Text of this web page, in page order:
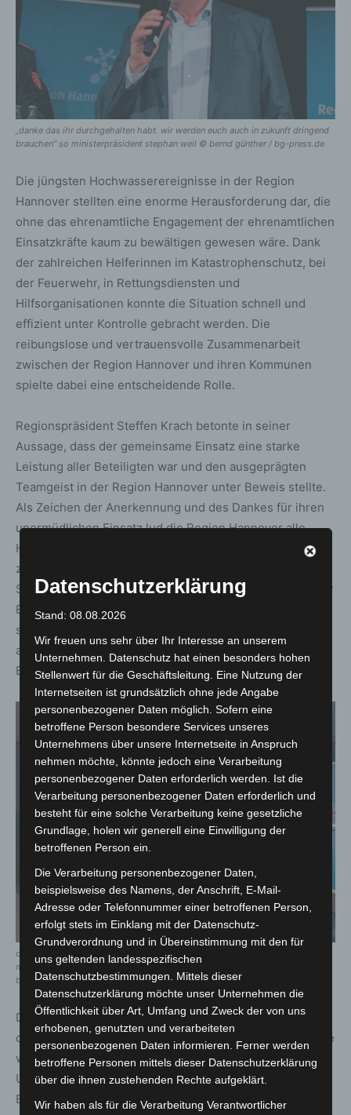
„danke das ihr durchgehalten habt. wir werden euch auch in zukunft dringend
brauchen“ so ministerpräsident stephan weil © bernd günther / bg-press.de
Die jüngsten Hochwasserereignisse in der Region
Hannover stellten eine enorme Herausforderung dar, die
ohne das ehrenamtliche Engagement der ehrenamtlichen
Einsatzkräfte kaum zu bewältigen gewesen wäre. Dank
der zahlreichen Helferinnen im Katastrophenschutz, bei
der Feuerwehr, in Rettungsdiensten und
Hilfsorganisationen konnte die Situation schnell und
effizient unter Kontrolle gebracht werden. Die
reibungslose und vertrauensvolle Zusammenarbeit
zwischen der Region Hannover und ihren Kommunen
spielte dabei eine entscheidende Rolle.
Regionspräsident Steffen Krach betonte in seiner
Aussage, dass der gemeinsame Einsatz eine starke
Leistung aller Beteiligten war und den ausgeprägten
Teamgeist in der Region Hannover unter Beweis stellte.
Als Zeichen der Anerkennung und des Dankes für ihren
unermüdlichen Einsatz lud die Region Hannover alle
Helfer*innen zu einer Dankesfeier ein. Bei dieser Feier,
zu der sich der Niedersächsische Ministerpräsident
Stephan Weil als Ehrengast angekündigt hatte, wurde der
Einsatz der Ehrenamtlichen gewürdigt. Stephan Weil
sprach zu Beginn der Feier ein Grußwort, in dem er
ausdrücklich die Bedeutung des ehrenamtlichen
Engagements für die Gesellschaft hervorhob.
das dankeschön kam von herzen (v.li. regionsbrandmeister karl-heinz
mensing, ministerpräsident stephan weil, regionspräsident steffen krach) ©
bernd günther / bg-press.de
Diese Veranstaltung diente nicht nur als Dankeschön an
die Helfer*innen, sondern auch als Erinnerung daran, wie
wichtig der Zusammenhalt und die gegenseitige
Unterstützung in Krisenzeiten sind. Die erfolgreiche
Bewältigung des Hochwassers in der Region Hannover
Datenschutzerklärung
Stand: 08.08.2026
Wir freuen uns sehr über Ihr Interesse an unserem
Unternehmen. Datenschutz hat einen besonders hohen
Stellenwert für die Geschäftsleitung. Eine Nutzung der
Internetseiten ist grundsätzlich ohne jede Angabe
personenbezogener Daten möglich. Sofern eine
betroffene Person besondere Services unseres
Unternehmens über unsere Internetseite in Anspruch
nehmen möchte, könnte jedoch eine Verarbeitung
personenbezogener Daten erforderlich werden. Ist die
Verarbeitung personenbezogener Daten erforderlich und
besteht für eine solche Verarbeitung keine gesetzliche
Grundlage, holen wir generell eine Einwilligung der
betroffenen Person ein.
Die Verarbeitung personenbezogener Daten,
beispielsweise des Namens, der Anschrift, E-Mail-
Adresse oder Telefonnummer einer betroffenen Person,
erfolgt stets im Einklang mit der Datenschutz-
Grundverordnung und in Übereinstimmung mit den für
uns geltenden landesspezifischen
Datenschutzbestimmungen. Mittels dieser
Datenschutzerklärung möchte unser Unternehmen die
Öffentlichkeit über Art, Umfang und Zweck der von uns
erhobenen, genutzten und verarbeiteten
personenbezogenen Daten informieren. Ferner werden
betroffene Personen mittels dieser Datenschutzerklärung
über die ihnen zustehenden Rechte aufgeklärt.
Wir haben als für die Verarbeitung Verantwortlicher